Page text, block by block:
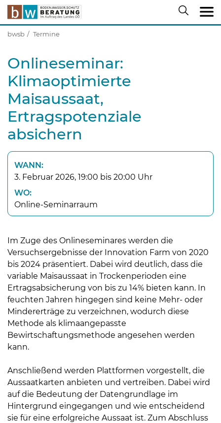
Skip to main content
bwsb Termine
Onlineseminar:
Klimaoptimierte
Maisaussaat,
Ertragspotenziale
absichern
WANN:
3. Februar 2026, 19:00 bis 20:00 Uhr
WO:
Online-Seminarraum
Im Zuge des Onlineseminares werden die
Versuchsergebnisse der Innovation Farm von 2020
bis 2024 präsentiert. Dabei wird deutlich, dass die
variable Maisaussaat in Trockenperioden eine
Ertragsabsicherung von bis zu 14% bieten kann. In
feuchten Jahren hingegen sind keine Mehr- oder
Mindererträge zu verzeichnen, wodurch diese
Methode als klimaangepasste
Bewirtschaftungsmethode angesehen werden
kann.
Anschließend werden Plattformen vorgestellt, die
Aussaatkarten anbieten und vertreiben. Dabei wird
auf die Bedeutung der Datengrundlage im
Hintergrund eingegangen und wie entscheidend
sie für eine erfolgreiche Aussaat ist. Zum Abschluss